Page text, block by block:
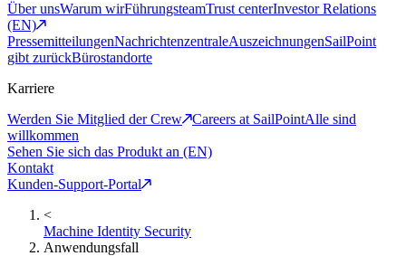
Über unsWarum wirFührungsteamTrust centerInvestor Relations
(EN)
PressemitteilungenNachrichtenzentraleAuszeichnungenSailPoint
gibt zurückBürostandorte
Karriere
Werden Sie Mitglied der Crew
Careers at SailPointAlle sind
willkommen
Sehen Sie sich das Produkt an (EN)
Kontakt
Kunden-Support-Portal
<
Machine Identity Security
Anwendungsfall